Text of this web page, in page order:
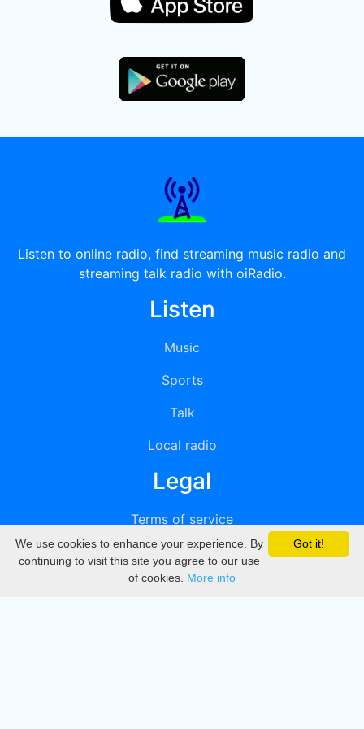
Listen to online radio, find streaming music radio and
streaming talk radio with oiRadio.
Listen
Music
Sports
Talk
Local radio
Legal
Terms of service
Privacy
DMCA
Got it!
We use cookies to enhance your experience. By
continuing to visit this site you agree to our use
of cookies. More info